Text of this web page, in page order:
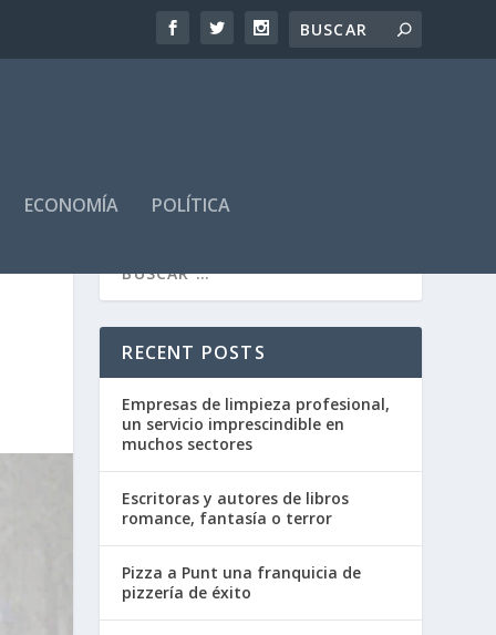
ECONOMÍA POLÍTICA
RECENT POSTS
Empresas de limpieza profesional,
un servicio imprescindible en
muchos sectores
Escritoras y autores de libros
romance, fantasía o terror
Pizza a Punt una franquicia de
pizzería de éxito